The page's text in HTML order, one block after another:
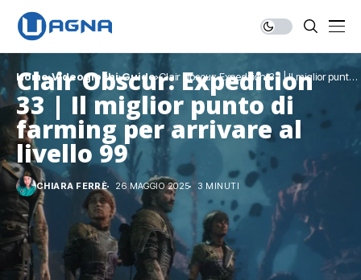
Home Videogiochi Guide Clair Obscur: Expedition 33 | Il miglior punto
di farming per arrivare al livello 99
Clair Obscur: Expedition
33 | Il miglior punto di
farming per arrivare al
livello 99
CHIARA FERRÈ 26 MAGGIO 2025 3 MINUTI